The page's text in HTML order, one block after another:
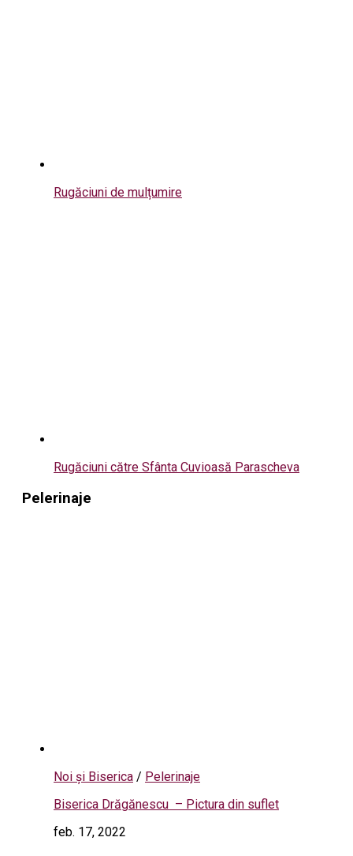
Rugăciuni de mulțumire
Rugăciuni către Sfânta Cuvioasă Parascheva
Pelerinaje
Noi și Biserica / Pelerinaje
Biserica Drăgănescu – Pictura din suflet
feb. 17, 2022